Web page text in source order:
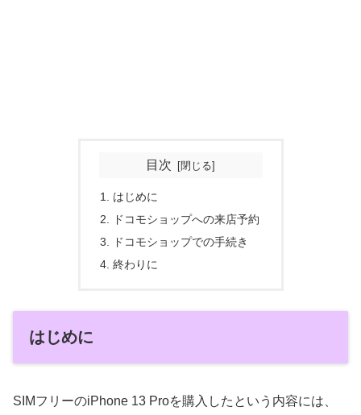
目次
はじめに
ドコモショップへの来店予約
ドコモショップでの手続き
終わりに
はじめに
SIMフリーのiPhone 13 Proを購入したという内容には、